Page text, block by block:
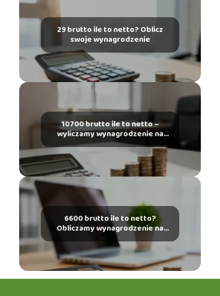
29 brutto ile to netto? Oblicz
swoje wynagrodzenie
10700 brutto ile to netto –
wyliczamy wynagrodzenie na
rękę
6600 brutto ile to netto?
Obliczamy wynagrodzenie na
rękę